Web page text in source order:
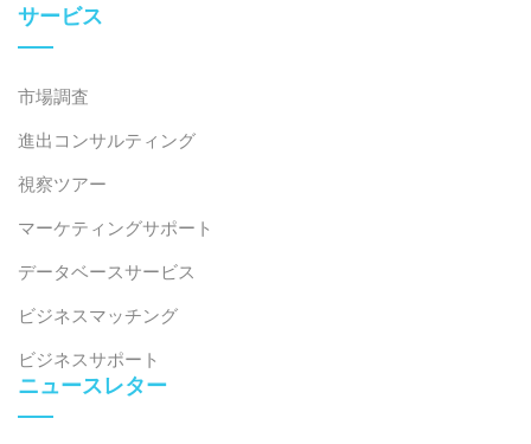
サービス
市場調査
進出コンサルティング
視察ツアー
マーケティングサポート
データベースサービス
ビジネスマッチング
ビジネスサポート
ニュースレター